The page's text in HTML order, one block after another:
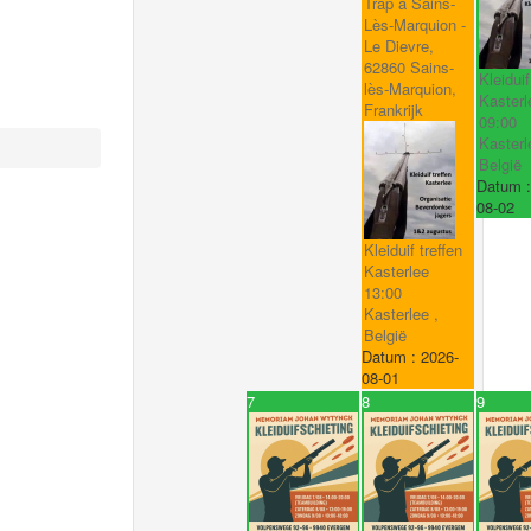
Lès-Marquion -
Le Dievre,
62860 Sains-
lès-Marquion,
Frankrijk
Kleiduif treffen
Kasterlee
13:00
Kasterlee ,
België
Datum :2026-
08-01
09:00
België
Datum
08-02
7 8 9